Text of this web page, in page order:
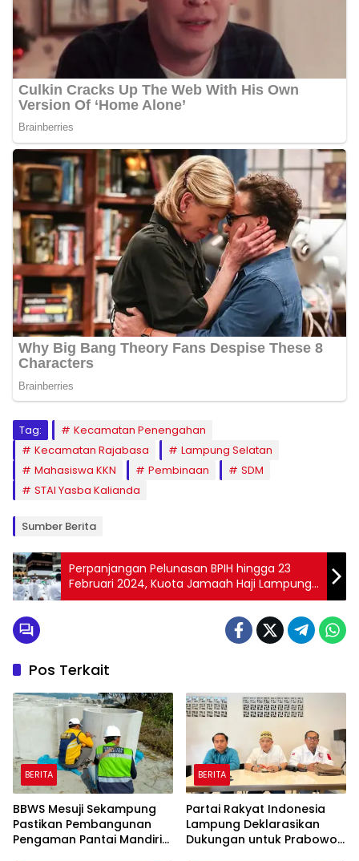
Tag:
Kecamatan Penengahan
Kecamatan Rajabasa
Lampung Selatan
Mahasiswa KKN
Pembinaan
SDM
STAI Yasba Kalianda
Sumber Berita
Perpanjangan Pelunasan BPIH hingga 23
Februari 2024, Kuota Jamaah Haji Lampung
Tersedia Tambahan
Pos Terkait
BERITA
BBWS Mesuji Sekampung
Pastikan Pembangunan
Pengaman Pantai Mandiri
BERITA
Partai Rakyat Indonesia
Lampung Deklarasikan
Dukungan untuk Prabowo